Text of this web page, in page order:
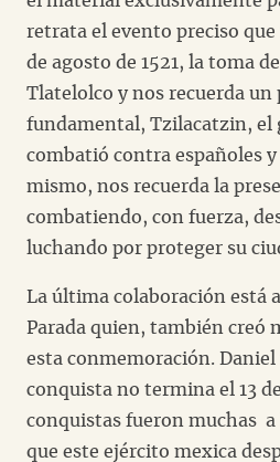
retrata el evento preciso que
de agosto de 1521, la toma
Tlatelolco y nos recuerda un
fundamental, Tzilacatzin, el
combatió contra españoles
mismo, nos recuerda la
combatiendo, con fuerza,
luchando por proteger su
La última colaboración está
Parada quien, también creó
esta conmemoración. Daniel
conquista no termina el 13
conquistas fueron muchas
que este ejército mexica